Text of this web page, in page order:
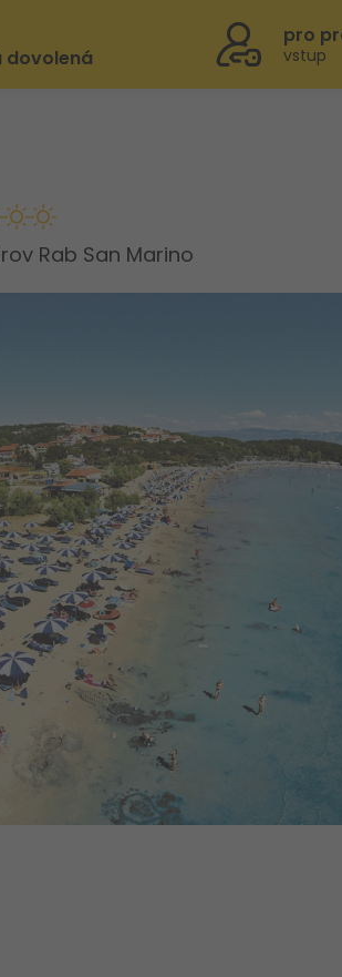
dovolená
pro
vstup
Rab San Marino